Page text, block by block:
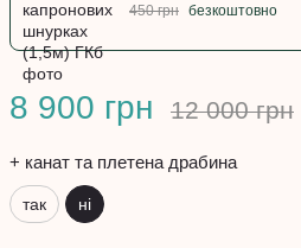
450 грн безкоштовно
8 900 грн 12 000 грн
+ канат та плетена драбина
так ні